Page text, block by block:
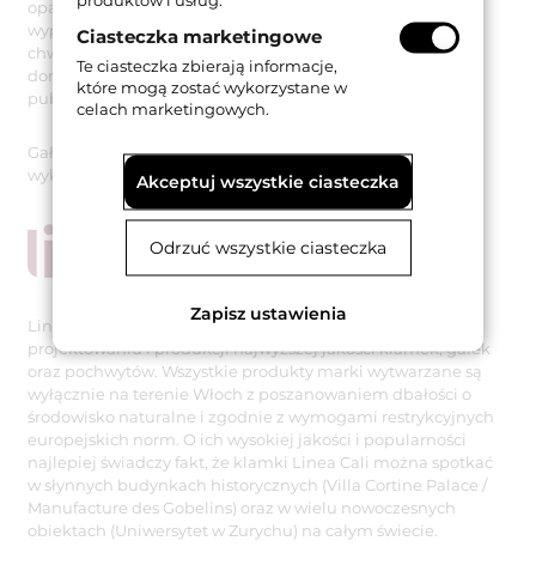
oparciu o uniwersalne kanony piękna. Odpowiednio
wyprofilowany kształt gałki zapewnia wygodny i pewny
chwyt. Dlatego też stanowi ona idealny wybór do drzwi w
domach, mieszkaniach oraz w obiektach użyteczności
publicznej.
Gałka stała Saba jest wykonana z mosiądzu i występuje w
wykończeniu mosiądzowanym lakierowanym matowym.
Linea Cali to uznana włoska firma specjalizująca się w
projektowaniu i produkcji najwyższej jakości klamek, gałek
oraz pochwytów. Wszystkie produkty marki wytwarzane są
wyłącznie na terenie Włoch z poszanowaniem dbałości o
środowisko naturalne i zgodnie z wymogami restrykcyjnych
europejskich norm. O ich wysokiej jakości i popularności
najlepiej świadczy fakt, że klamki Linea Cali można spotkać
w słynnych budynkach historycznych (Villa Cortine Palace /
Manufacture des Gobelins) oraz w wielu nowoczesnych
obiektach (Uniwersytet w Zurychu) na całym świecie.
Ciasteczka marketingowe
Te ciasteczka zbierają informacje,
które mogą zostać wykorzystane w
celach marketingowych.
Akceptuj wszystkie ciasteczka
Odrzuć wszystkie ciasteczka
Zapisz ustawienia